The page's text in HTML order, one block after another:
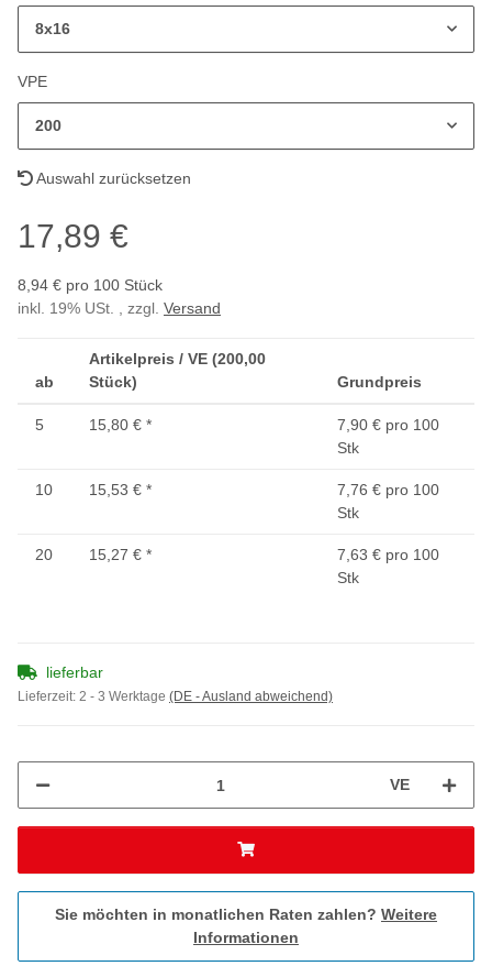
8x16
VPE
200
Auswahl zurücksetzen
17,89 €
8,94 € pro 100 Stück
inkl. 19% USt. , zzgl. Versand
ab
Artikelpreis / VE (200,00
Stück)
Grundpreis
5 15,80 € *
7,90 € pro 100
Stk
10 15,53 € *
7,76 € pro 100
Stk
20 15,27 € *
7,63 € pro 100
Stk
lieferbar
Lieferzeit: 2 - 3 Werktage (DE - Ausland abweichend)
VE
Sie möchten in monatlichen Raten zahlen? Weitere
Informationen